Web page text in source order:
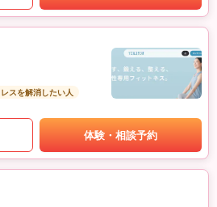
スを解消したい人
体験・相談予約